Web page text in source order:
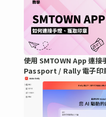
使用 SMTOWN App 連接
Passport / Rally 電子印